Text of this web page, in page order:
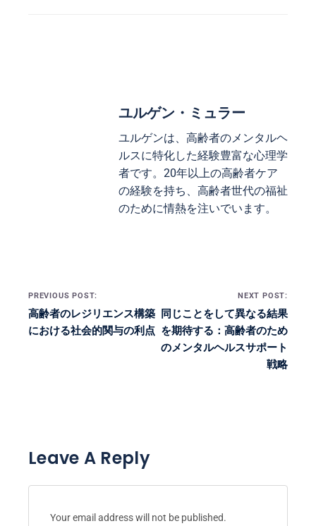
ユルゲン・ミュラー
ユルゲンは、高齢者のメンタルヘ
ルスに特化した経験豊富な心理学
者です。20年以上の高齢者ケア
の経験を持ち、高齢者世代の福祉
のために情熱を注いでいます。
Post navigation
PREVIOUS POST:
高齢者のレジリエンス構築
における社会的関与の利点
NEXT POST:
同じことをして異なる結果
を期待する：高齢者のため
のメンタルヘルスサポート
戦略
Leave A Reply
Your email address will not be published.